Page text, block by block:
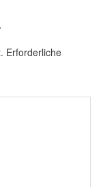
Erforderliche